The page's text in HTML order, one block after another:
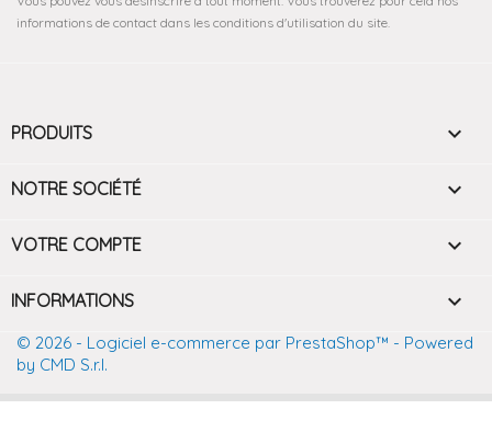
informations de contact dans les conditions d'utilisation du site.
PRODUITS 
NOTRE SOCIÉTÉ 
VOTRE COMPTE 
INFORMATIONS keyboard_arrow_down
© 2026 - Logiciel e-commerce par PrestaShop™ - Powered
by CMD S.r.l.